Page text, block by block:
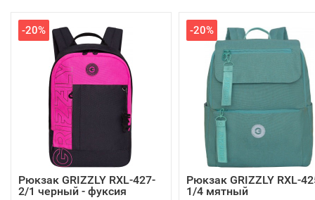
-20%
Рюкзак GRIZZLY RXL-427-
2/1 черный - фуксия
-20%
Рюкзак GRIZZLY RXL-
1/4 мятный